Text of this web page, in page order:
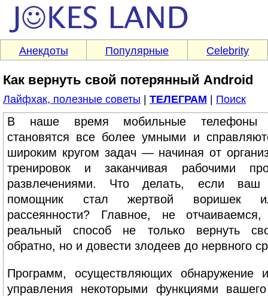
Анекдоты Популярные Celebrity
Как вернуть свой потерянный Android
Лайфхак, полезные советы ТЕЛЕГРАМ Поиск
В наше время мобильные телефоны
становятся все более умными и
широким кругом задач — начиная от
тренировок и заканчивая рабочими
развлечениями. Что делать, если ваш
помощник стал жертвой воришек
рассеянности? Главное, не отчаиваемся,
реальный способ не только вернуть
обратно, но и довести злодеев до нервного
Программ, осуществляющих обнаружение
управления некоторыми функциями